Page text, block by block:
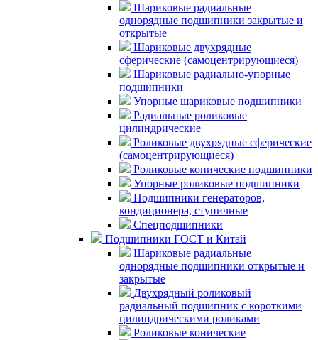
Шариковые радиальные
однорядные подшипники закрытые и
открытые
Шариковые двухрядные
сферические (самоцентрирующиеся)
Шариковые радиально-упорные
подшипники
Упорные шариковые подшипники
Радиальные роликовые
цилиндрические
Роликовые двухрядные сферические
(самоцентрирующиеся)
Роликовые конические подшипники
Упорные роликовые подшипники
Подшипники генераторов,
кондиционера, ступичные
Спецподшипники
Подшипники ГОСТ и Китай
Шариковые радиальные
однорядные подшипники открытые и
закрытые
Двухрядный роликовый
радиальный подшипник с короткими
цилиндрическими роликами
Роликовые конические